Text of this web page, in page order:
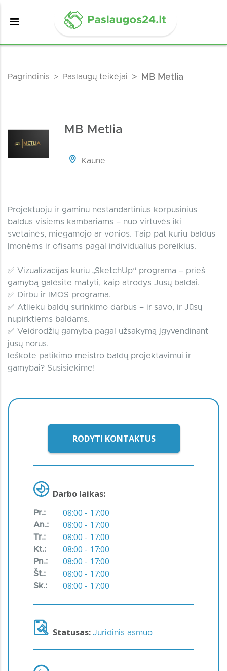
Pagrindinis Paslaugų teikėjai MB Metlia
MB Metlia
Kaune
Projektuoju ir gaminu nestandartinius korpusinius
baldus visiems kambariams – nuo virtuvės iki
svetainės, miegamojo ar vonios. Taip pat kuriu baldus
įmonėms ir ofisams pagal individualius poreikius.
✅ Vizualizacijas kuriu „SketchUp“ programa – prieš
gamybą galėsite matyti, kaip atrodys Jūsų baldai.
✅ Dirbu ir IMOS programa.
✅ Atlieku baldų surinkimo darbus – ir savo, ir Jūsų
nupirktiems baldams.
✅ Veidrodžių gamyba pagal užsakymą įgyvendinant
jūsų norus.
Ieškote patikimo meistro baldų projektavimui ir
gamybai? Susisiekime!
RODYTI KONTAKTUS
Darbo laikas:
Pr.: 08:00 - 17:00
An.: 08:00 - 17:00
Tr.: 08:00 - 17:00
Kt.: 08:00 - 17:00
Pn.: 08:00 - 17:00
Št.: 08:00 - 17:00
Sk.: 08:00 - 17:00
Statusas: Juridinis asmuo